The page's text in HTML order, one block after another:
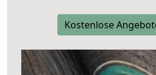
Kostenlose